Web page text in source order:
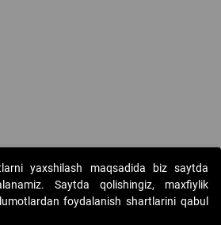
onlayn-auksionlarni tashkil etish"
yaxshilash maqsadida biz saytda
Saytda qolishingiz, maxfiylik
foydalanish shartlarini qabul